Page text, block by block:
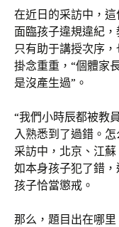
在近日的采訪中，
面臨孩子違規違紀
只有助于講授次序
掛念重重，“個體家
是沒產生過”。
“我們小時辰都被教
入熟悉到了過錯。怎
采訪中，北京、江
如本身孩子犯了錯
孩子恰當懲戒。
那么，題目出在哪